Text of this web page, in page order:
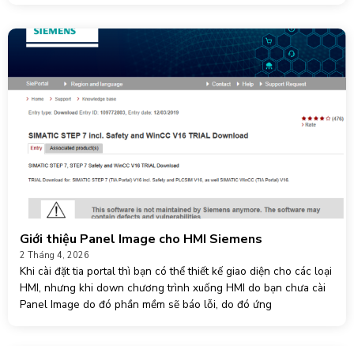
Giới thiệu Panel Image cho HMI Siemens
2 Tháng 4, 2026
Khi cài đặt tia portal thì bạn có thể thiết kế giao diện cho các loại
HMI, nhưng khi down chương trình xuống HMI do bạn chưa cài
Panel Image do đó phần mềm sẽ báo lỗi, do đó ứng